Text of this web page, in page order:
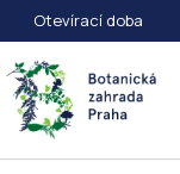
Otevírací doba